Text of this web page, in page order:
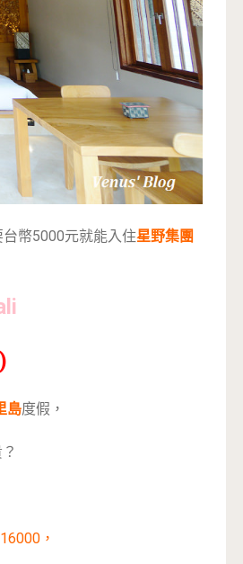
幣5000元就能入住星野集團
島度假，
，